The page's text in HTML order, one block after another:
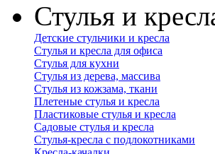
Стулья и
Детские стульчики и кресла
Стулья и кресла для офиса
Стулья для кухни
Стулья из дерева, массива
Стулья из кожзама, ткани
Плетеные стулья и кресла
Пластиковые стулья и кресла
Садовые стулья и кресла
Стулья-кресла с подлокотниками